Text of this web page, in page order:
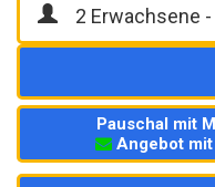
Pauschal mit
Angebot mit